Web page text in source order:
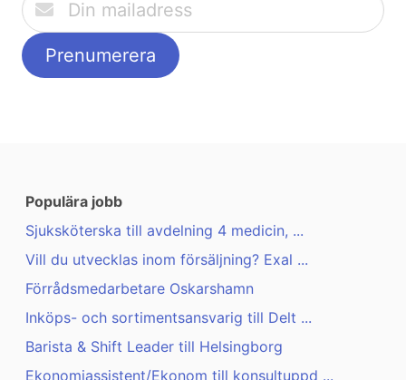
Populära jobb
Sjuksköterska till avdelning 4 medicin, ...
Vill du utvecklas inom försäljning? Exal ...
Förrådsmedarbetare Oskarshamn
Inköps- och sortimentsansvarig till Delt ...
Barista & Shift Leader till Helsingborg
Ekonomiassistent/Ekonom till konsultuppd ...